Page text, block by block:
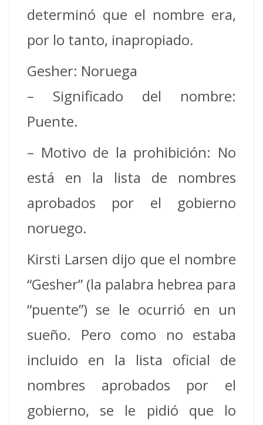
determinó que el nombre era,
por lo tanto, inapropiado.
Gesher: Noruega
– Significado del nombre:
Puente.
– Motivo de la prohibición: No
está en la lista de nombres
aprobados por el gobierno
noruego.
Kirsti Larsen dijo que el nombre
“Gesher” (la palabra hebrea para
“puente”) se le ocurrió en un
sueño. Pero como no estaba
incluido en la lista oficial de
nombres aprobados por el
gobierno, se le pidió que lo